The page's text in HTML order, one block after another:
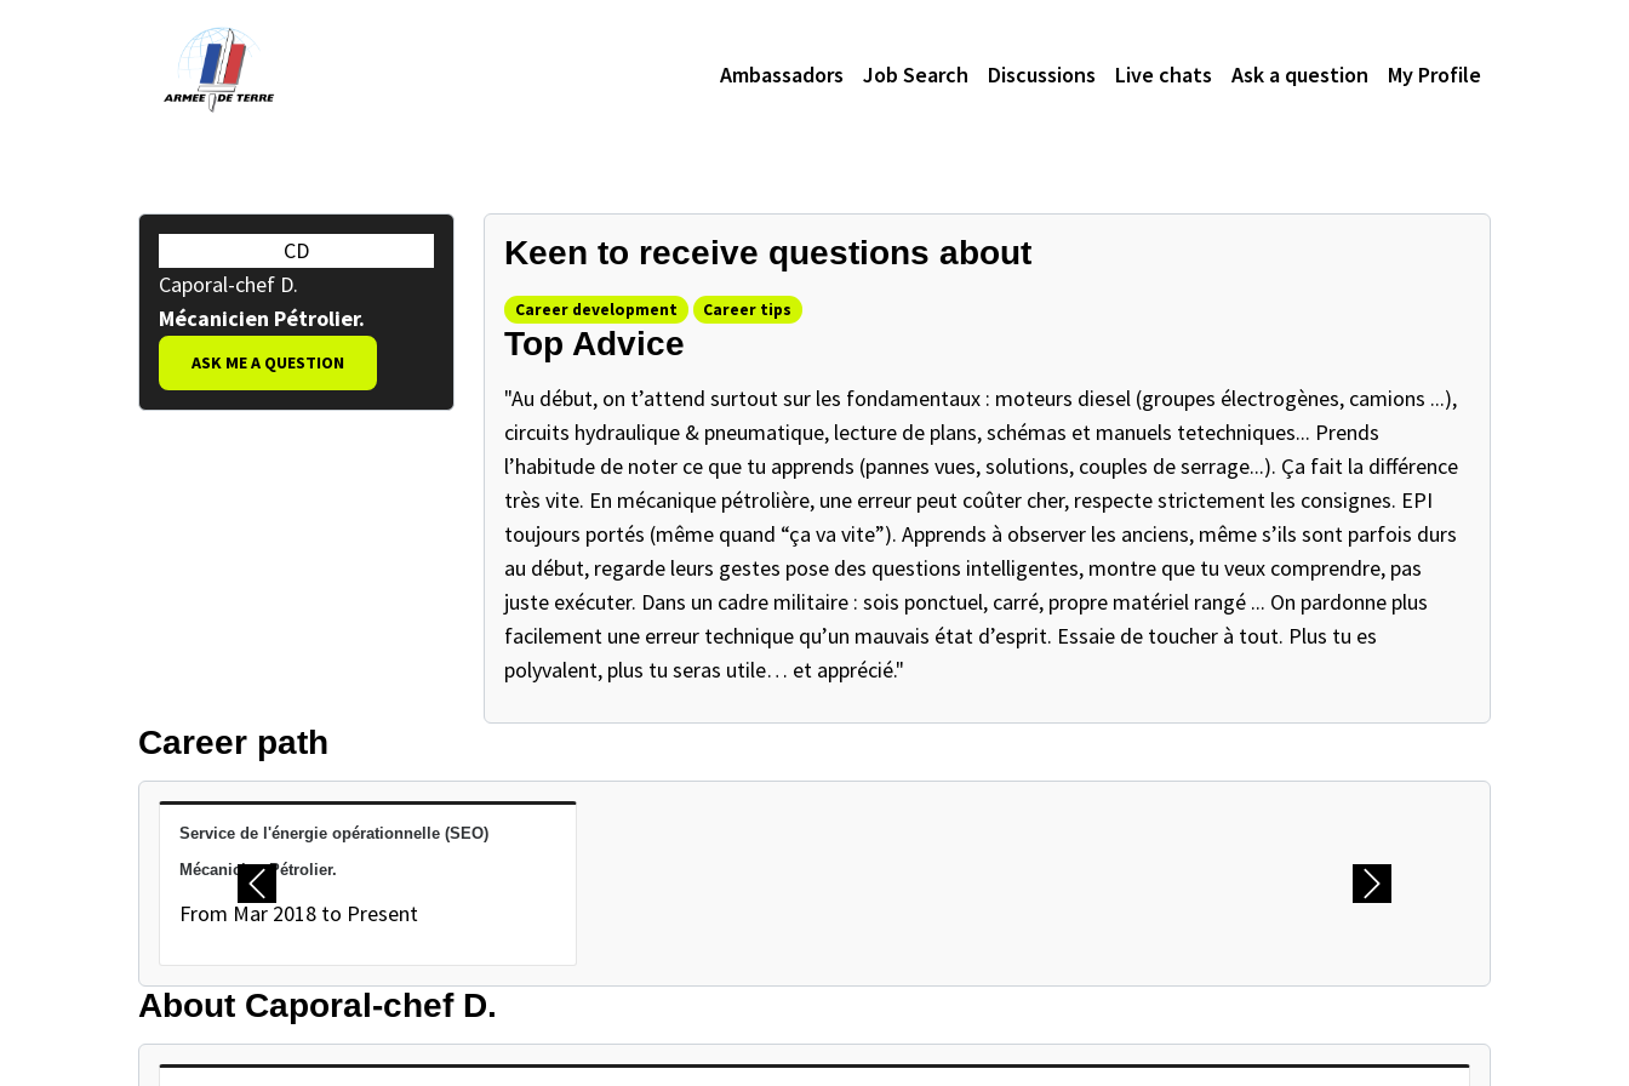
Ambassadors Job Search Discussions Live chats Ask a question My Profile
CD
Caporal-chef D.
Mécanicien Pétrolier.
ASK ME A QUESTION
Keen to receive questions about
Career development Career tips
Top Advice
"Au début, on t’attend surtout sur les fondamentaux : moteurs diesel (groupes électrogènes, camions ...),
circuits hydraulique & pneumatique, lecture de plans, schémas et manuels tetechniques... Prends
l’habitude de noter ce que tu apprends (pannes vues, solutions, couples de serrage...). Ça fait la différence
très vite. En mécanique pétrolière, une erreur peut coûter cher, respecte strictement les consignes. EPI
toujours portés (même quand “ça va vite”). Apprends à observer les anciens, même s’ils sont parfois durs
au début, regarde leurs gestes pose des questions intelligentes, montre que tu veux comprendre, pas
juste exécuter. Dans un cadre militaire : sois ponctuel, carré, propre matériel rangé ... On pardonne plus
facilement une erreur technique qu’un mauvais état d’esprit. Essaie de toucher à tout. Plus tu es
polyvalent, plus tu seras utile… et apprécié."
Career path
PAUSE THE PROCEEDING CAROUSEL
Service de l'énergie opérationnelle (SEO)
Mécanicien Pétrolier.
From Mar 2018 to Present
Previous Next
About Caporal-chef D.